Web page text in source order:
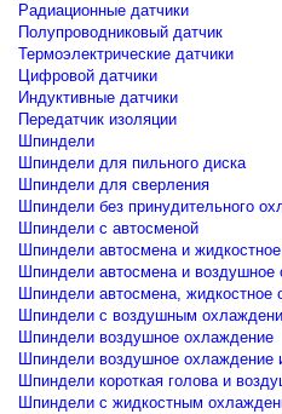
Радиационные датчики
Полупроводниковый датчик
Термоэлектрические датчики
Цифровой датчики
Индуктивные датчики
Передатчик изоляции
Шпиндели
Шпиндели для пильного диска
Шпиндели для сверления
Шпиндели без принудительного
Шпиндели с автосменой
Шпиндели автосмена и
Шпиндели автосмена и воздушное
Шпиндели автосмена, жидкостное
Шпиндели с воздушным
Шпиндели воздушное охлаждение
Шпиндели воздушное охлаждение
Шпиндели короткая голова и
Шпиндели с жидкостным